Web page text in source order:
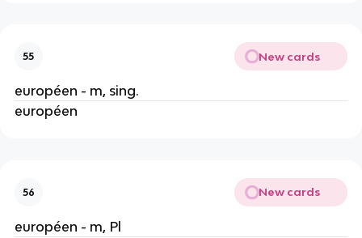
55 New cards
européen - m, sing.
européen
56 New cards
européen - m, Pl